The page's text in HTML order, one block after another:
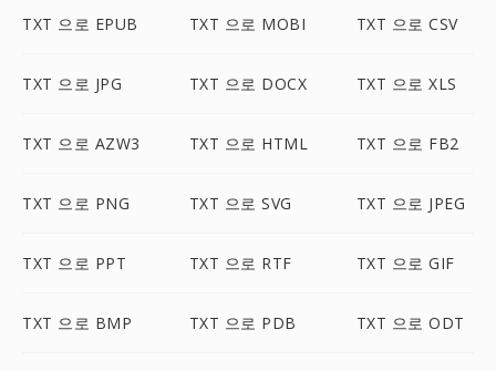
TXT 으로 EPUB TXT 으로 MOBI TXT 으로 CSV
TXT 으로 JPG TXT 으로 DOCX TXT 으로 XLS
TXT 으로 AZW3 TXT 으로 HTML TXT 으로 FB2
TXT 으로 PNG TXT 으로 SVG TXT 으로 JPEG
TXT 으로 PPT TXT 으로 RTF TXT 으로 GIF
TXT 으로 BMP TXT 으로 PDB TXT 으로 ODT